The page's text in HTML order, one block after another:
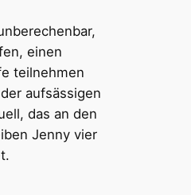
einen
teilnehmen
aufsässigen
das an den
Jenny vier